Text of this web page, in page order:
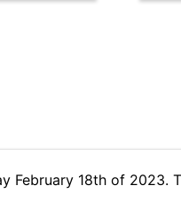
February 18th of